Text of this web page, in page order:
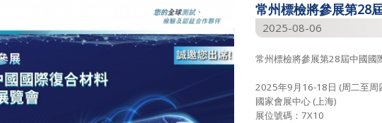
常州標檢將參展第28
2025-08-06
常州標檢將參展第28屆中國國
2025年9月16-18日 (周二至周
國家會展中心 (上海)
展位號碼：7X10